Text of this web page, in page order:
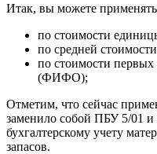
Итак, вы можете
по стоимости
по средней
по стоимости
(ФИФО);
Отметим, что сейчас
заменило собой ПБУ 5/01 и
бухгалтерскому учету
запасов.